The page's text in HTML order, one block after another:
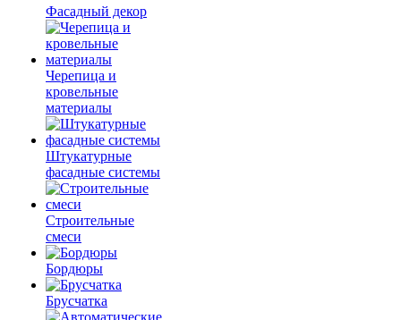
Фасадный декор
Черепица и
кровельные
материалы
Штукатурные
фасадные системы
Строительные
смеси
Бордюры
Брусчатка